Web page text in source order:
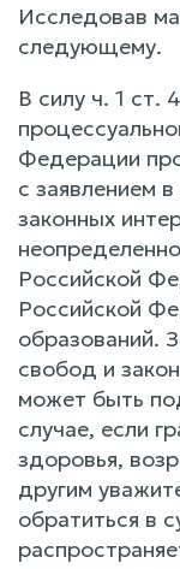
Исследовав
следующему.
В силу ч. 1 ст.
Федерации
с заявлением
законных
Российской
Российской
образований.
свобод и
может быть
случае, если
здоровья,
другим
обратиться в